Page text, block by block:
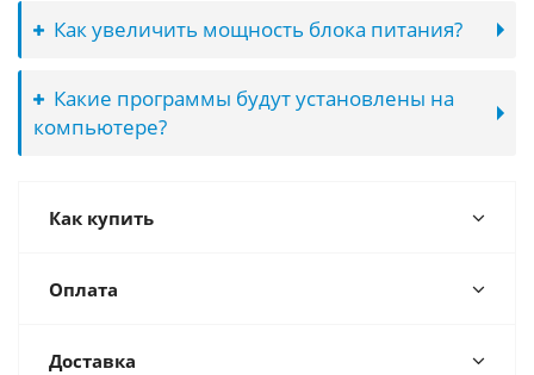
Как увеличить мощность блока питания?
Какие программы будут установлены на
компьютере?
Как купить
Оплата
Доставка